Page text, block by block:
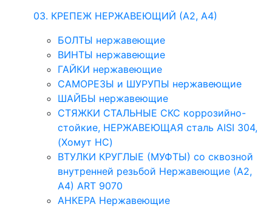
03. КРЕПЕЖ НЕРЖАВЕЮЩИЙ (А2, А4)
БОЛТЫ нержавеющие
ВИНТЫ нержавеющие
ГАЙКИ нержавеющие
САМОРЕЗЫ и ШУРУПЫ нержавеющие
ШАЙБЫ нержавеющие
СТЯЖКИ СТАЛЬНЫЕ СКС коррозийно-
стойкие, НЕРЖАВЕЮЩАЯ сталь AISI 304,
(Хомут НС)
ВТУЛКИ КРУГЛЫЕ (МУФТЫ) со сквозной
внутренней резьбой Нержавеющие (А2,
А4) ART 9070
АНКЕРА Нержавеющие